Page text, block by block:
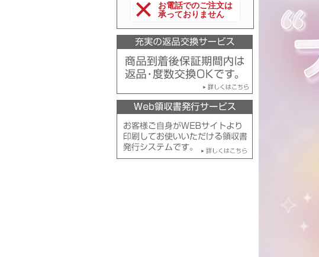
お電話でのご注文は
承っておりません